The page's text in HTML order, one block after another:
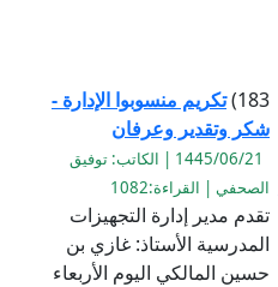
183) تكريم منسوبوا الإدارة -
شكر وتقدير وعرفان
1445/06/21 | الكاتب: توفيق
الصحفي | القراءة:1082
تقدم مدير إدارة التجهيزات
المدرسية الأستاذ: غازي بن
حسين المالكي اليوم الأربعاء